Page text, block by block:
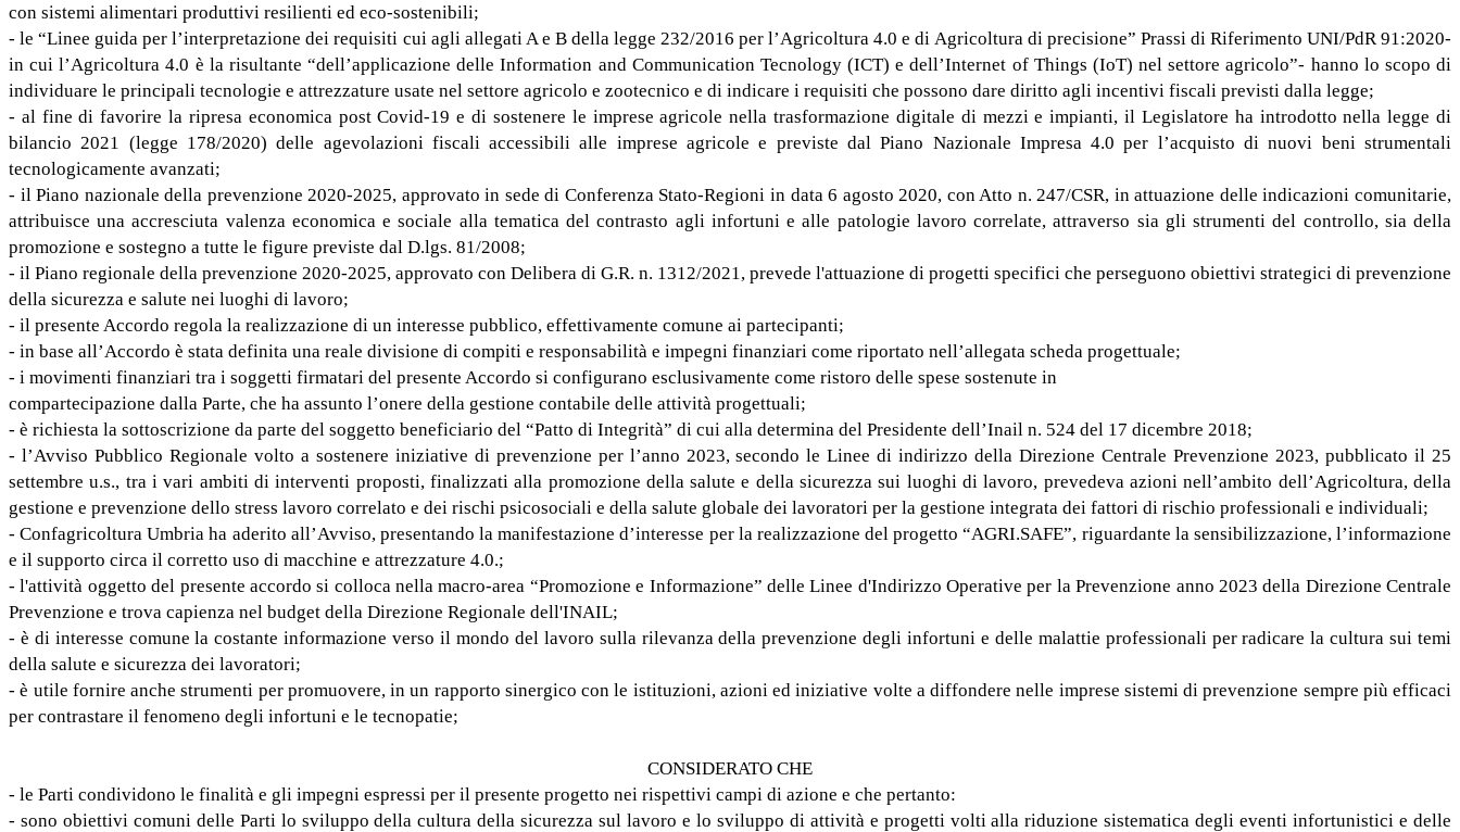
con sistemi alimentari produttivi resilienti ed eco-sostenibili;
- le “Linee guida per l’interpretazione dei requisiti cui agli allegati A e B della legge 232/2016 per l’Agricoltura 4.0 e di Agricoltura di precisione” Prassi di Riferimento UNI/PdR 91:2020-
in cui l’Agricoltura 4.0 è la risultante “dell’applicazione delle Information and Communication Tecnology (ICT) e dell’Internet of Things (IoT) nel settore agricolo”- hanno lo scopo di
individuare le principali tecnologie e attrezzature usate nel settore agricolo e zootecnico e di indicare i requisiti che possono dare diritto agli incentivi fiscali previsti dalla legge;
- al fine di favorire la ripresa economica post Covid-19 e di sostenere le imprese agricole nella trasformazione digitale di mezzi e impianti, il Legislatore ha introdotto nella legge di
bilancio 2021 (legge 178/2020) delle agevolazioni fiscali accessibili alle imprese agricole e previste dal Piano Nazionale Impresa 4.0 per l’acquisto di nuovi beni strumentali
tecnologicamente avanzati;
- il Piano nazionale della prevenzione 2020-2025, approvato in sede di Conferenza Stato-Regioni in data 6 agosto 2020, con Atto n. 247/CSR, in attuazione delle indicazioni comunitarie,
attribuisce una accresciuta valenza economica e sociale alla tematica del contrasto agli infortuni e alle patologie lavoro correlate, attraverso sia gli strumenti del controllo, sia della
promozione e sostegno a tutte le figure previste dal D.lgs. 81/2008;
- il Piano regionale della prevenzione 2020-2025, approvato con Delibera di G.R. n. 1312/2021, prevede l'attuazione di progetti specifici che perseguono obiettivi strategici di prevenzione
della sicurezza e salute nei luoghi di lavoro;
- il presente Accordo regola la realizzazione di un interesse pubblico, effettivamente comune ai partecipanti;
- in base all’Accordo è stata definita una reale divisione di compiti e responsabilità e impegni finanziari come riportato nell’allegata scheda progettuale;
- i movimenti finanziari tra i soggetti firmatari del presente Accordo si configurano esclusivamente come ristoro delle spese sostenute in
compartecipazione dalla Parte, che ha assunto l’onere della gestione contabile delle attività progettuali;
- è richiesta la sottoscrizione da parte del soggetto beneficiario del “Patto di Integrità” di cui alla determina del Presidente dell’Inail n. 524 del 17 dicembre 2018;
- l’Avviso Pubblico Regionale volto a sostenere iniziative di prevenzione per l’anno 2023, secondo le Linee di indirizzo della Direzione Centrale Prevenzione 2023, pubblicato il 25
settembre u.s., tra i vari ambiti di interventi proposti, finalizzati alla promozione della salute e della sicurezza sui luoghi di lavoro, prevedeva azioni nell’ambito dell’Agricoltura, della
gestione e prevenzione dello stress lavoro correlato e dei rischi psicosociali e della salute globale dei lavoratori per la gestione integrata dei fattori di rischio professionali e individuali;
- Confagricoltura Umbria ha aderito all’Avviso, presentando la manifestazione d’interesse per la realizzazione del progetto “AGRI.SAFE”, riguardante la sensibilizzazione, l’informazione
e il supporto circa il corretto uso di macchine e attrezzature 4.0.;
- l'attività oggetto del presente accordo si colloca nella macro-area “Promozione e Informazione” delle Linee d'Indirizzo Operative per la Prevenzione anno 2023 della Direzione Centrale
Prevenzione e trova capienza nel budget della Direzione Regionale dell'INAIL;
- è di interesse comune la costante informazione verso il mondo del lavoro sulla rilevanza della prevenzione degli infortuni e delle malattie professionali per radicare la cultura sui temi
della salute e sicurezza dei lavoratori;
- è utile fornire anche strumenti per promuovere, in un rapporto sinergico con le istituzioni, azioni ed iniziative volte a diffondere nelle imprese sistemi di prevenzione sempre più efficaci
per contrastare il fenomeno degli infortuni e le tecnopatie;
CONSIDERATO CHE
- le Parti condividono le finalità e gli impegni espressi per il presente progetto nei rispettivi campi di azione e che pertanto:
- sono obiettivi comuni delle Parti lo sviluppo della cultura della sicurezza sul lavoro e lo sviluppo di attività e progetti volti alla riduzione sistematica degli eventi infortunistici e delle